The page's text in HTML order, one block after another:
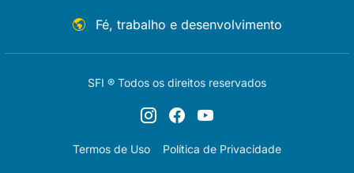
Fé, trabalho e desenvolvimento
SFI ® Todos os direitos reservados
Termos de Uso Política de Privacidade